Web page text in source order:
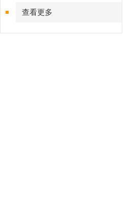
查看更多